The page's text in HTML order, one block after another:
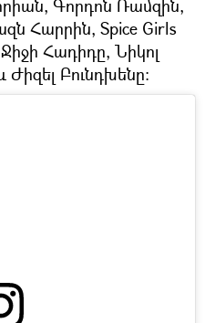
Գորդոն Ռամզին,
Հարրին, Spice Girls
Հադիդը, Նիկոլ
Ժիզել Բունդխենը։